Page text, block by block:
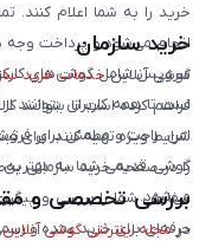
خرید را به شما اعلام
انجام می‌شود و پرداخت وجه
سرویس شامل گوشی‌های
است تا همه کاربران بتوانند
امن، راحت و مطمئن برای
گوشی قدیمی شما به بهترین
می‌شود.
خرید سازمان
گوشی آنلاینخدمات خرید
فراهم کرده است تا بتوانند
شرایط ویژه تهیه کنند. برای
را در صفحه خرید سازمانی
سفارش شما را بررسی و
حرفه‌ای برای خرید عمده و
بررسی تخصصی و
درمجله اینترنتی گوشی آنلاین